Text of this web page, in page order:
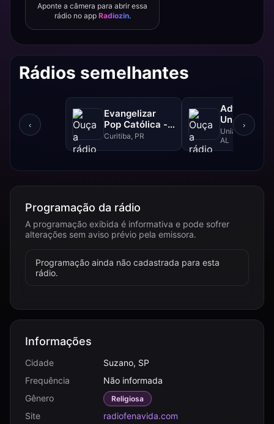
Aponte a câmera para abrir essa
rádio no app Radiozin.
Rádios semelhantes
‹
Evangelizar
Pop Católica -
99.5 FM
Curitiba, PR
Adventista
União Dos
Palmares
União dos
AL
›
Programação da rádio
A programação exibida é informativa e pode sofrer
alterações sem aviso prévio pela emissora.
Programação ainda não cadastrada para esta
rádio.
Informações
Cidade
Suzano, SP
Frequência
Não informada
Gênero
Religiosa
Site
radiofenavida.com